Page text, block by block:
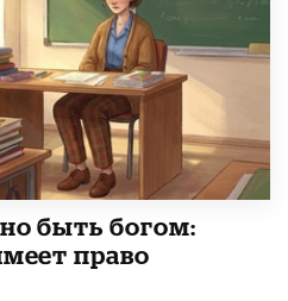
быть богом:
право